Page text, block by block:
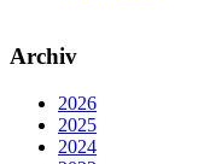
Archiv
2026
2025
2024